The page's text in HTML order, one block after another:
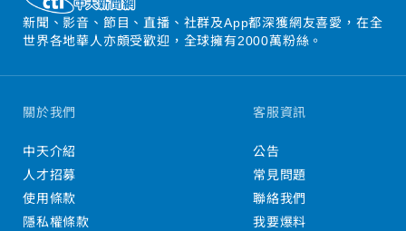
新聞、影音、節目、直播、社群及App都深獲網友喜愛，在全
世界各地華人亦頗受歡迎，全球擁有2000萬粉絲。
關於我們
中天介紹
人才招募
使用條款
隱私權條款
客服資訊
公告
常見問題
聯絡我們
我要爆料